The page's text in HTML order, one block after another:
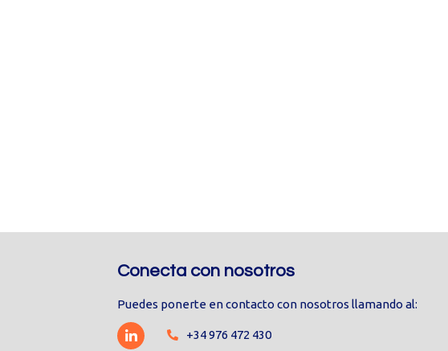
Conecta con nosotros
Puedes ponerte en contacto con nosotros llamando al:
+34 976 472 430